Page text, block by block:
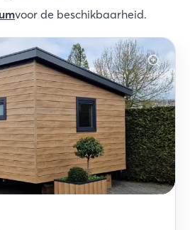
voor de beschikbaarheid.